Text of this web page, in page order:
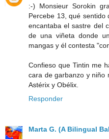
:-) Monsieur Sorokin
Percebe 13, qué sentido
encantaba el sastre del
de una viñeta donde
mangas y él contesta
Confieso que Tintin me
cara de garbanzo y niño
Astérix y Obélix.
Responder
Marta G. (A Bilingual